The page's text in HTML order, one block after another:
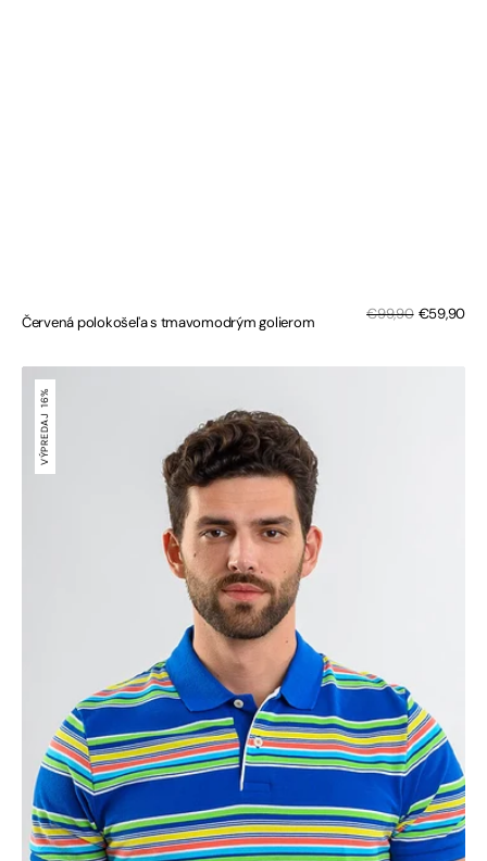
Červená polokošeľa s tmavomodrým golierom
Bežná
€99,90 €59,90
bavlnená
polokošeľa
VÝPREDAJ
16%